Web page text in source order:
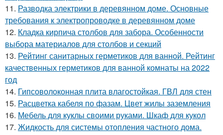
11. Разводка электрики в деревянном доме. Основные
требования к электропроводке в деревянном доме
12. Кладка кирпича столбов для забора. Особенности
выбора материалов для столбов и секций
13. Рейтинг санитарных герметиков для ванной. Рейтинг
качественных герметиков для ванной комнаты на 2022
год
14. Гипсоволоконная плита влагостойкая. ГВЛ для стен
15. Расцветка кабеля по фазам. Цвет жилы заземления
16. Мебель для куклы своими руками. Шкаф для кукол
17. Жидкость для системы отопления частного дома.